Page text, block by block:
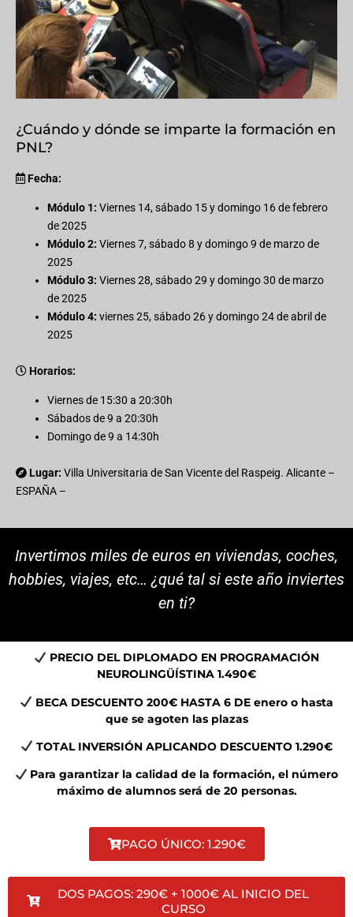
¿Cuándo y dónde se imparte la formación en
PNL?
Fecha:
Módulo 1: Viernes 14, sábado 15 y domingo 16 de febrero
de 2025
Módulo 2: Viernes 7, sábado 8 y domingo 9 de marzo de
2025
Módulo 3: Viernes 28, sábado 29 y domingo 30 de marzo
de 2025
Módulo 4: viernes 25, sábado 26 y domingo 24 de abril de
2025
Horarios:
Viernes de 15:30 a 20:30h
Sábados de 9 a 20:30h
Domingo de 9 a 14:30h
Lugar: Villa Universitaria de San Vicente del Raspeig. Alicante –
ESPAÑA –
Invertimos miles de euros en viviendas, coches,
hobbies, viajes, etc… ¿qué tal si este año inviertes
en ti?
PRECIO DEL DIPLOMADO EN PROGRAMACIÓN
NEUROLINGÜÍSTINA 1.490€
BECA DESCUENTO 200€ HASTA 6 DE enero o hasta
que se agoten las plazas
TOTAL INVERSIÓN APLICANDO DESCUENTO 1.290€
Para garantizar la calidad de la formación, el número
máximo de alumnos será de 20 personas.
PAGO ÚNICO: 1.290€
DOS PAGOS: 290€ + 1000€ AL INICIO DEL
CURSO